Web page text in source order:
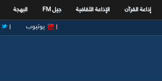
إذاعة القرآن الإذاعة الثقافية جيل FM البهجة
يوتيوب